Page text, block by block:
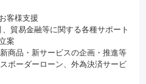
客様支援
貿易金融等に関する各種サポート
案
商品・新サービスの企画・推進等
ボーダーローン、外為決済サービ